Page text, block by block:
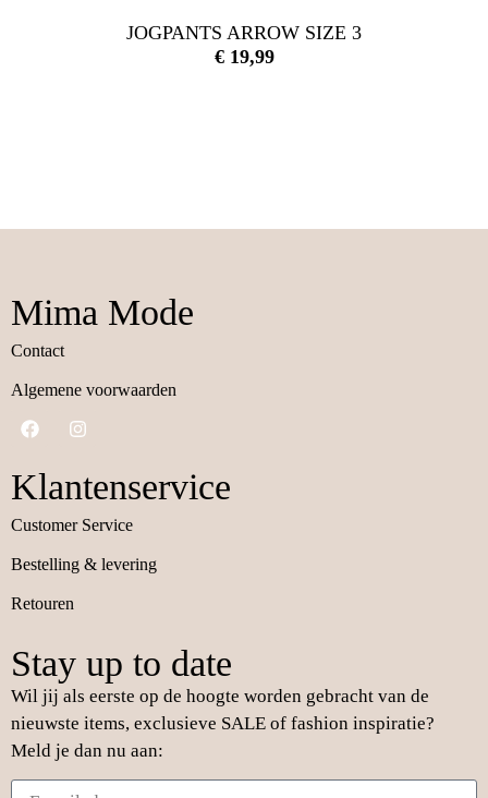
JOGPANTS ARROW SIZE 3
€19,99
Mima Mode
Contact
Algemene voorwaarden
Klantenservice
Customer Service
Bestelling & levering
Retouren
Stay up to date
Wil jij als eerste op de hoogte worden gebracht van de
nieuwste items, exclusieve SALE of fashion inspiratie?
Meld je dan nu aan: